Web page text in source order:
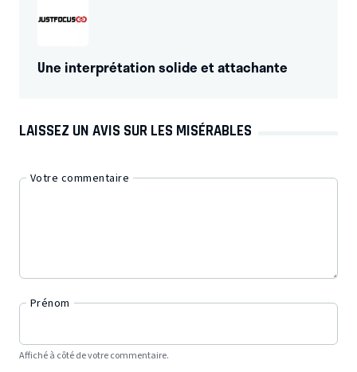
Une interprétation solide et attachante
LAISSEZ UN AVIS SUR LES MISÉRABLES
Votre commentaire
Prénom
Affiché à côté de votre commentaire.